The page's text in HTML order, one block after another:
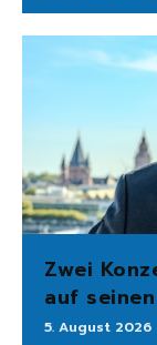
Zwei
auf
5. August 2026